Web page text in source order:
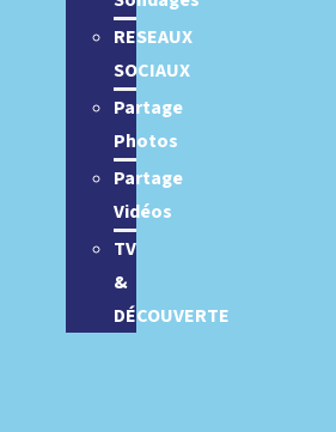
RESEAUX
SOCIAUX
Partage
Photos
Partage
Vidéos
TV
&
DÉCOUVERTE